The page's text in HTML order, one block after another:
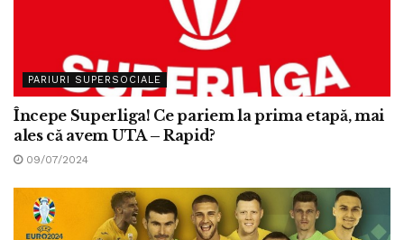
PARIURI SUPERSOCIALE
Începe Superliga! Ce pariem la prima etapă, mai
ales că avem UTA – Rapid?
09/07/2024